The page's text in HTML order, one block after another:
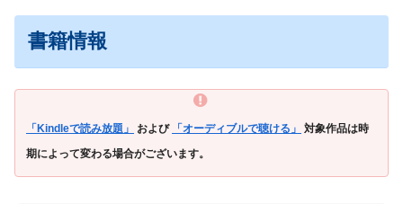
書籍情報
「Kindleで読み放題」 および 「オーディブルで聴ける」
対象作品は時
期によって変わる場合がございます。